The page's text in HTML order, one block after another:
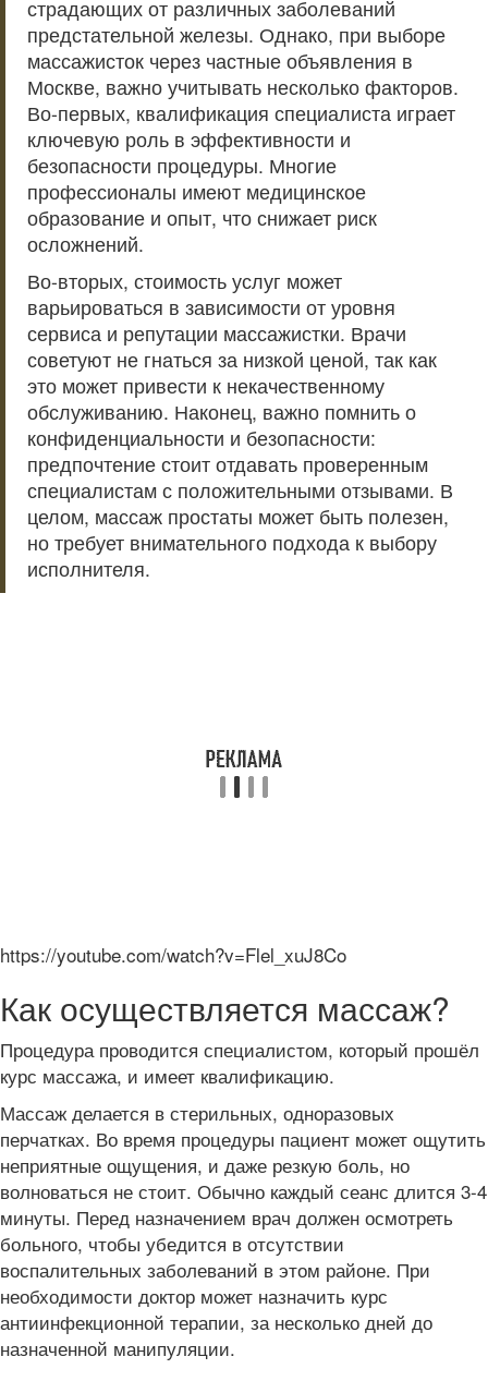
страдающих от различных заболеваний
предстательной железы. Однако, при выборе
массажисток через частные объявления в
Москве, важно учитывать несколько факторов.
Во-первых, квалификация специалиста играет
ключевую роль в эффективности и
безопасности процедуры. Многие
профессионалы имеют медицинское
образование и опыт, что снижает риск
осложнений.
Во-вторых, стоимость услуг может
варьироваться в зависимости от уровня
сервиса и репутации массажистки. Врачи
советуют не гнаться за низкой ценой, так как
это может привести к некачественному
обслуживанию. Наконец, важно помнить о
конфиденциальности и безопасности:
предпочтение стоит отдавать проверенным
специалистам с положительными отзывами. В
целом, массаж простаты может быть полезен,
но требует внимательного подхода к выбору
исполнителя.
https://youtube.com/watch?v=Flel_xuJ8Co
Как осуществляется массаж?
Процедура проводится специалистом, который прошёл
курс массажа, и имеет квалификацию.
Массаж делается в стерильных, одноразовых
перчатках. Во время процедуры пациент может ощутить
неприятные ощущения, и даже резкую боль, но
волноваться не стоит. Обычно каждый сеанс длится 3-4
минуты. Перед назначением врач должен осмотреть
больного, чтобы убедится в отсутствии
воспалительных заболеваний в этом районе. При
необходимости доктор может назначить курс
антиинфекционной терапии, за несколько дней до
назначенной манипуляции.